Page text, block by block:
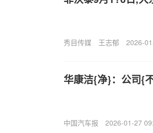
秀目传媒 王志郁 2026-
华康洁{净}：公司{
中国汽车报 2026-01-27